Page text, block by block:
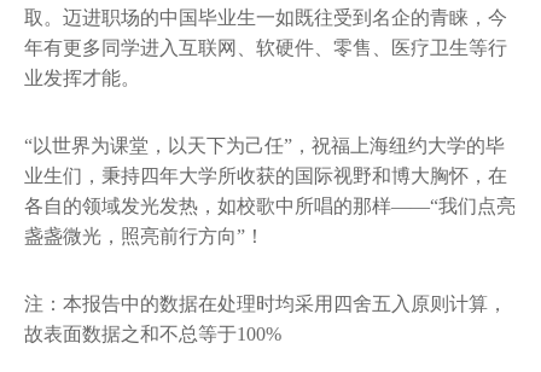
历届毕业生就业质量报告完整版
取。迈进职场的中国毕业生一如既往受到名企的青睐，今
年有更多同学进入互联网、软硬件、零售、医疗卫生等行
业发挥才能。
“以世界为课堂，以天下为己任”，祝福上海纽约大学的毕
业生们，秉持四年大学所收获的国际视野和博大胸怀，在
各自的领域发光发热，如校歌中所唱的那样——“我们点亮
盏盏微光，照亮前行方向”！
注：本报告中的数据在处理时均采用四舍五入原则计算，
故表面数据之和不总等于100%